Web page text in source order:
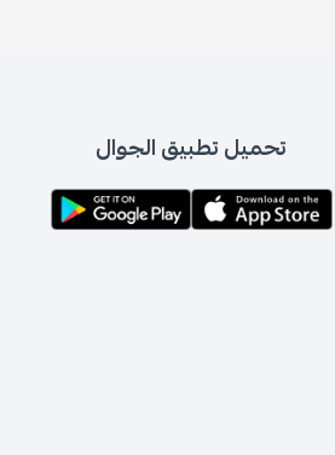
تحميل تطبيق الجوال